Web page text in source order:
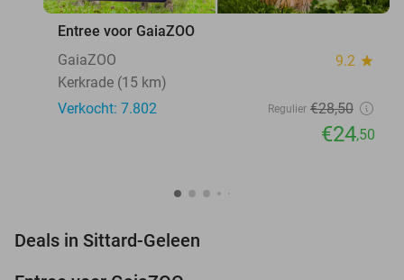
Entree voor GaiaZOO
GaiaZOO
9.2 star
Kerkrade (15 km)
Verkocht: 7.802
Regulier €28,50
€24,50
Deals in Sittard-Geleen